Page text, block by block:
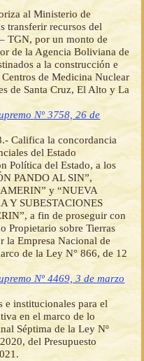
al Ministerio de
transferir recursos del
TGN, por un monto de
de la Agencia Boliviana de
a la construcción e
de Medicina Nuclear
de Santa Cruz, El Alto y La
Nº 3758, 26 de
Califica la concordancia
del Estado
Política del Estado, a los
PANDO AL SIN”,
y “NUEVA
Y SUBESTACIONES
a fin de proseguir con
Propietario sobre Tierras
la Empresa Nacional de
de la Ley N° 866, de 12
Nº 4469, 3 de marzo
e institucionales para el
en el marco de lo
Séptima de la Ley Nº
del Presupuesto